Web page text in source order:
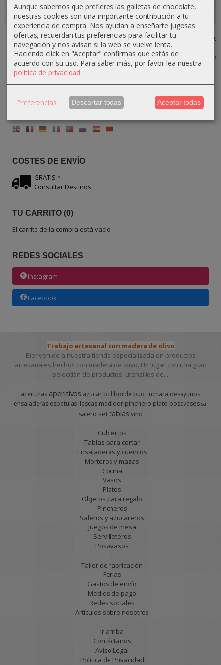
COSTES DE ENVÍO
GRATIS *
Consultar Destinos
TU CARRITO (0)
El carrito de la compra está vacío
REDES SOCIALES
Instagram
Facebook
Cuchara de
Cocina de
Madera de
olivo...
10,80 €12,00 €
Reposa
Cucharas de
Madera de olivo
–...
19,80 €22,00 €
Cuchara
Artesanal de
Madera de
olivo...
10,20 €12,00 €
Cuchara de
Madera de olivo
11,70 €
13,00 €
Trabajo artesanal con madera de olivo
Bienvenido a nuestra tienda especializada en productos
artesanales hechos con madera de olivo. Un lugar con una gran
selección de productos: utensilios de...
aceitunas aperitivos azucar bol borde buo cuchara desayunos
ensaladeras espatulas llescas medidor pinchero plato posavasos sal
salero set tablas vino
Cubiertos
Tablas para cortar
Ensaladeras y cuencos
Morteros y mazas
Cocina
Vasos
Platos
Objetos para regalo
Pincheros
Saleros y azucareros
Juegos de mesa
Servilleteros
Posavasos
Taller de fabricación
Ferias
Gastos de envío
Medios de pago
Redes sociales
Artículos sobre nosotros
Ir arriba
Contáctanos
Aviso Legal
Política de Privacidad
Aunque sabemos que prefieres las galletas de chocolate,
nuestras cookies son una importante contribución a tu
experiencia de compra. Nos ayudan a enseñarte jugosas
ofertas, recuerdan tus preferencias para facilitar tu
navegación y nos avisan si la web se vuelve lenta.
Haciendo click en "Aceptar" confirmas que estás de
acuerdo con su uso. Para saber más, por favor lea nuestra
política de privacidad.
Preferencias Descartar todas Aceptar todas